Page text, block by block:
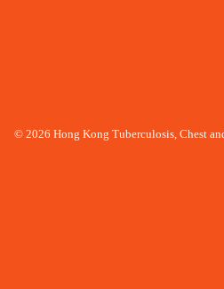
© 2026 Hong Kong Tuberculosis, Chest